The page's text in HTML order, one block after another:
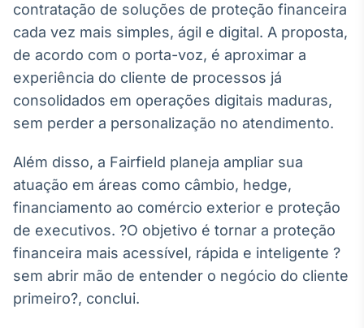
contratação de soluções de proteção financeira
cada vez mais simples, ágil e digital. A proposta,
de acordo com o porta-voz, é aproximar a
experiência do cliente de processos já
consolidados em operações digitais maduras,
sem perder a personalização no atendimento.
Além disso, a Fairfield planeja ampliar sua
atuação em áreas como câmbio, hedge,
financiamento ao comércio exterior e proteção
de executivos. ?O objetivo é tornar a proteção
financeira mais acessível, rápida e inteligente ?
sem abrir mão de entender o negócio do cliente
primeiro?, conclui.